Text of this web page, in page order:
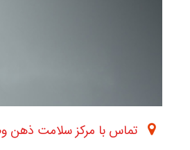
تماس با مرکز سلامت ذهن